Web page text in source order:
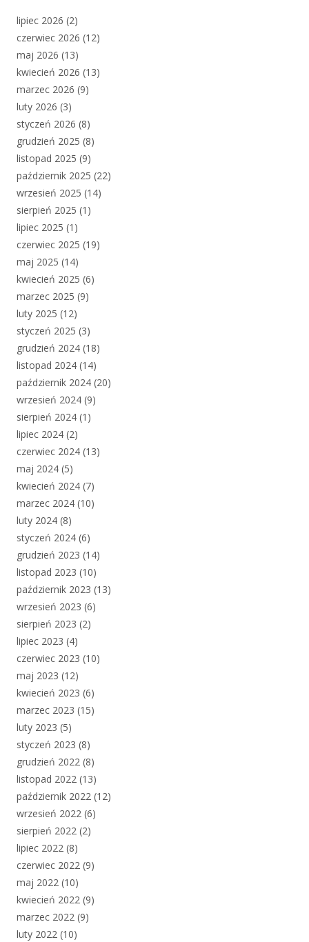
lipiec 2026 (2)
czerwiec 2026 (12)
maj 2026 (13)
kwiecień 2026 (13)
marzec 2026 (9)
luty 2026 (3)
styczeń 2026 (8)
grudzień 2025 (8)
listopad 2025 (9)
październik 2025 (22)
wrzesień 2025 (14)
sierpień 2025 (1)
lipiec 2025 (1)
czerwiec 2025 (19)
maj 2025 (14)
kwiecień 2025 (6)
marzec 2025 (9)
luty 2025 (12)
styczeń 2025 (3)
grudzień 2024 (18)
listopad 2024 (14)
październik 2024 (20)
wrzesień 2024 (9)
sierpień 2024 (1)
lipiec 2024 (2)
czerwiec 2024 (13)
maj 2024 (5)
kwiecień 2024 (7)
marzec 2024 (10)
luty 2024 (8)
styczeń 2024 (6)
grudzień 2023 (14)
listopad 2023 (10)
październik 2023 (13)
wrzesień 2023 (6)
sierpień 2023 (2)
lipiec 2023 (4)
czerwiec 2023 (10)
maj 2023 (12)
kwiecień 2023 (6)
marzec 2023 (15)
luty 2023 (5)
styczeń 2023 (8)
grudzień 2022 (8)
listopad 2022 (13)
październik 2022 (12)
wrzesień 2022 (6)
sierpień 2022 (2)
lipiec 2022 (8)
czerwiec 2022 (9)
maj 2022 (10)
kwiecień 2022 (9)
marzec 2022 (9)
luty 2022 (10)